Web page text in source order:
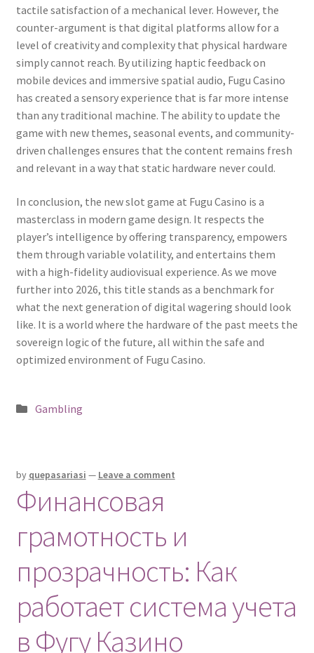
tactile satisfaction of a mechanical lever. However, the
counter-argument is that digital platforms allow for a
level of creativity and complexity that physical hardware
simply cannot reach. By utilizing haptic feedback on
mobile devices and immersive spatial audio, Fugu Casino
has created a sensory experience that is far more intense
than any traditional machine. The ability to update the
game with new themes, seasonal events, and community-
driven challenges ensures that the content remains fresh
and relevant in a way that static hardware never could.
In conclusion, the new slot game at Fugu Casino is a
masterclass in modern game design. It respects the
player’s intelligence by offering transparency, empowers
them through variable volatility, and entertains them
with a high-fidelity audiovisual experience. As we move
further into 2026, this title stands as a benchmark for
what the next generation of digital wagering should look
like. It is a world where the hardware of the past meets the
sovereign logic of the future, all within the safe and
optimized environment of Fugu Casino.
Posted
Gambling
by quepasariasi — Leave a comment
Финансовая
грамотность и
прозрачность: Как
работает система учета
в Фугу Казино